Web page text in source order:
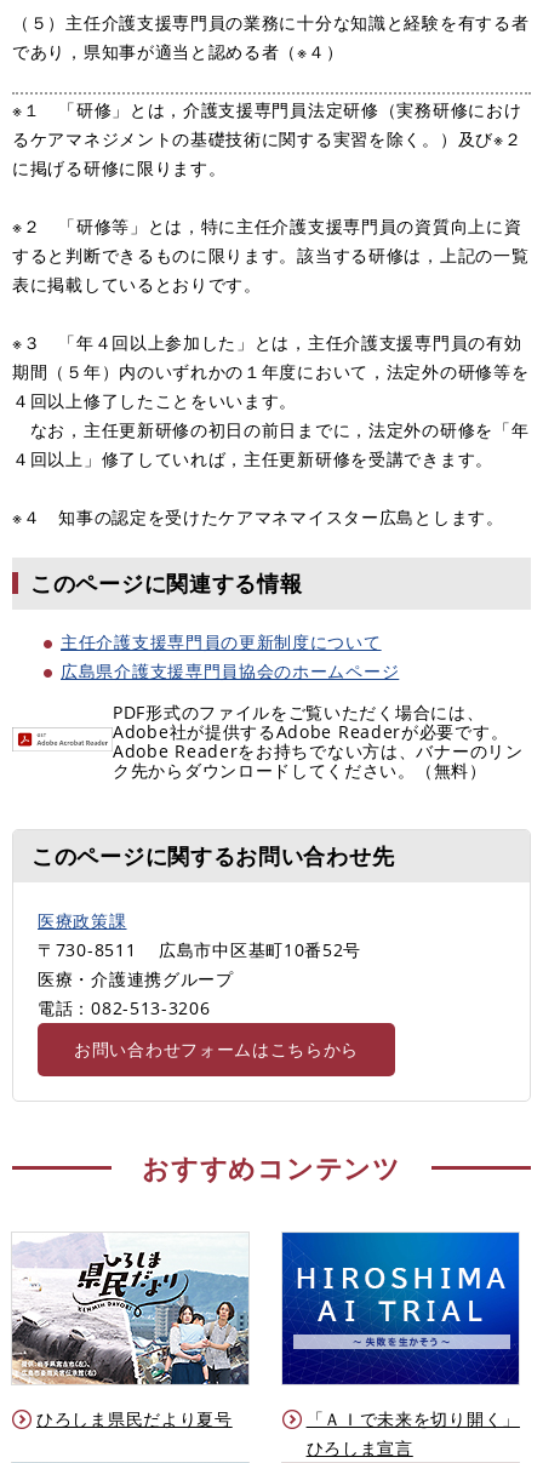
（５）主任介護支援専門員の業務に十分な知識と経験を有する者
であり，県知事が適当と認める者（※４）
※１ 「研修」とは，介護支援専門員法定研修（実務研修におけ
るケアマネジメントの基礎技術に関する実習を除く。）及び※２
に掲げる研修に限ります。
※２ 「研修等」とは，特に主任介護支援専門員の資質向上に資
すると判断できるものに限ります。該当する研修は，上記の一覧
表に掲載しているとおりです。
※３ 「年４回以上参加した」とは，主任介護支援専門員の有効
期間（５年）内のいずれかの１年度において，法定外の研修等を
４回以上修了したことをいいます。
なお，主任更新研修の初日の前日までに，法定外の研修を「年
４回以上」修了していれば，主任更新研修を受講できます。
※４ 知事の認定を受けたケアマネマイスター広島とします。
このページに関連する情報
主任介護支援専門員の更新制度について
広島県介護支援専門員協会のホームページ
PDF形式のファイルをご覧いただく場合には、
Adobe社が提供するAdobe Readerが必要です。
Adobe Readerをお持ちでない方は、バナーのリン
ク先からダウンロードしてください。（無料）
このページに関するお問い合わせ先
医療政策課
〒730-8511
広島市中区基町10番52号
医療・介護連携グループ
電話：082-513-3206
お問い合わせフォームはこちらから
おすすめコンテンツ
ひろしま県民だより夏号
「ＡＩで未来を切り開く」
ひろしま宣言